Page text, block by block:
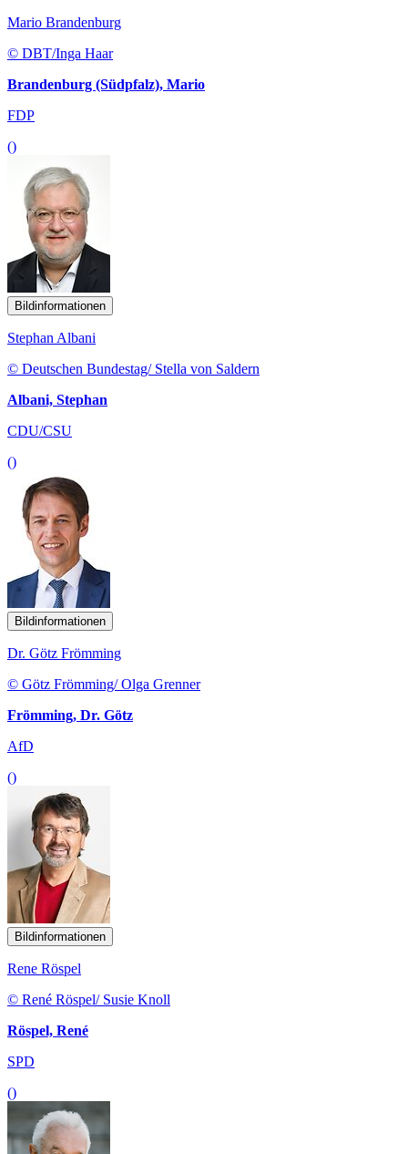
Mario Brandenburg
© DBT/Inga Haar
Brandenburg (Südpfalz), Mario
FDP
()
Bildinformationen
Stephan Albani
© Deutschen Bundestag/ Stella von Saldern
Albani, Stephan
CDU/CSU
()
Bildinformationen
Dr. Götz Frömming
© Götz Frömming/ Olga Grenner
Frömming, Dr. Götz
AfD
()
Bildinformationen
Rene Röspel
© René Röspel/ Susie Knoll
Röspel, René
SPD
()